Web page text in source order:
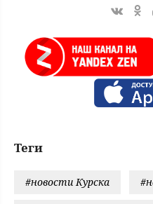
Теги
#новости Курска